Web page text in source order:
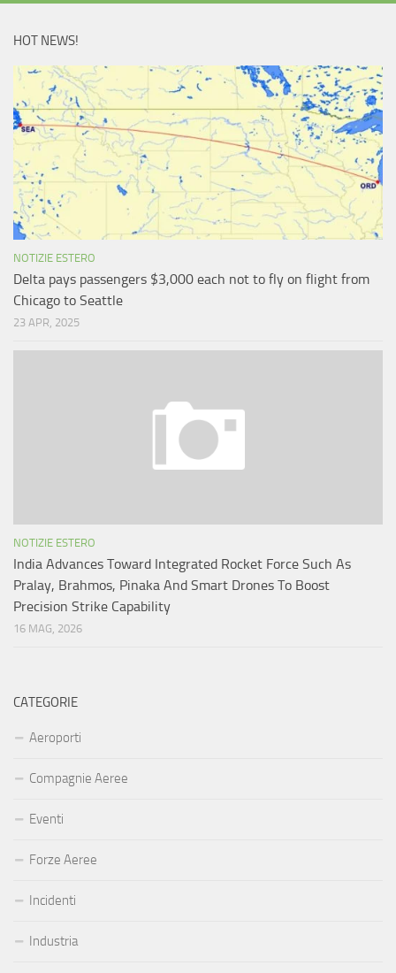
HOT NEWS!
NOTIZIE ESTERO
Delta pays passengers $3,000 each not to fly on flight from
Chicago to Seattle
23 APR, 2025
NOTIZIE ESTERO
India Advances Toward Integrated Rocket Force Such As
Pralay, Brahmos, Pinaka And Smart Drones To Boost
Precision Strike Capability
16 MAG, 2026
CATEGORIE
Aeroporti
Compagnie Aeree
Eventi
Forze Aeree
Incidenti
Industria